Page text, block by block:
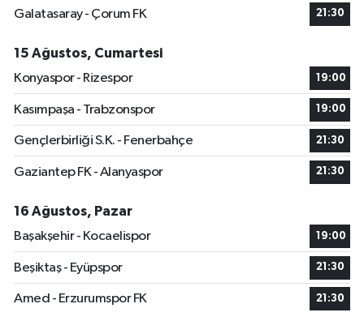
Galatasaray - Çorum FK
21:30
15 Ağustos, Cumartesi
Konyaspor - Rizespor
19:00
Kasımpaşa - Trabzonspor 19:00
Gençlerbirliği S.K. - Fenerbahçe 21:30
Gaziantep FK - Alanyaspor 21:30
16 Ağustos, Pazar
Başakşehir - Kocaelispor
19:00
Beşiktaş - Eyüpspor 21:30
Amed - Erzurumspor FK 21:30